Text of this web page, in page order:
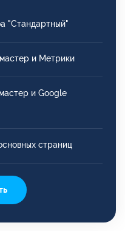
"Стандартный"
и Метрики
и Google
страниц